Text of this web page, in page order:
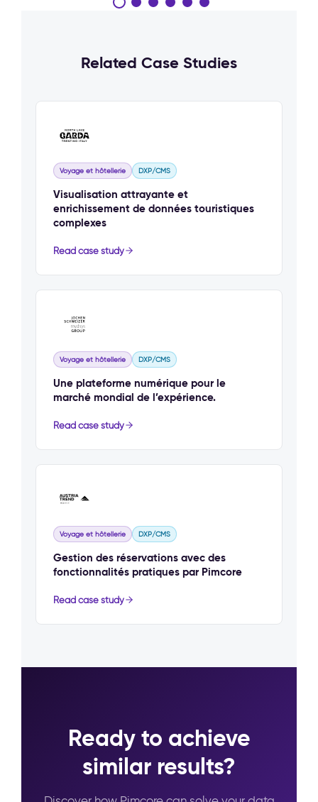
Related Case Studies
Voyage et hôtellerie DXP/CMS
Visualisation attrayante et
enrichissement de données touristiques
complexes
Read case study
Voyage et hôtellerie DXP/CMS
Une plateforme numérique pour le
marché mondial de l’expérience.
Read case study
Voyage et hôtellerie DXP/CMS
Gestion des réservations avec des
fonctionnalités pratiques par Pimcore
Read case study
Ready to achieve
similar results?